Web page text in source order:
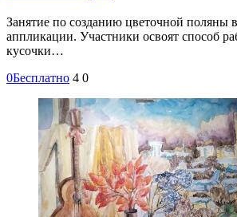
Занятие по созданию цветочной поляны
аппликации. Участники освоят способ
кусочки…
0Бесплатно 4 0